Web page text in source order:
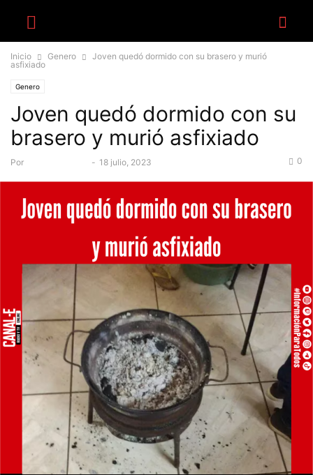
Inicio Genero
Joven quedó dormido con su brasero y murió
asfixiado
Genero
Joven quedó dormido con su
brasero y murió asfixiado
Por - 18 julio, 2023 0